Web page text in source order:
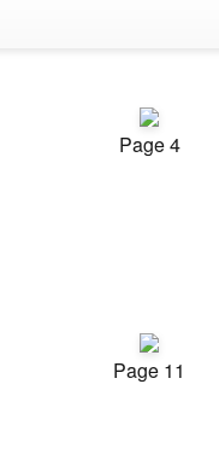
Page 4
Page 11